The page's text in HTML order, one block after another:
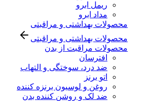
ریمل ابرو
مداد ابرو
محصولات بهداشتی و مراقبتی
محصولات بهداشتی و مراقبتی
محصولات مراقبت از بدن
افترسان
ضد درد، سوختگی و التهاب
اتو برنز
روغن و لوسیون برنزه کننده
ضد لک و روشن کننده بدن